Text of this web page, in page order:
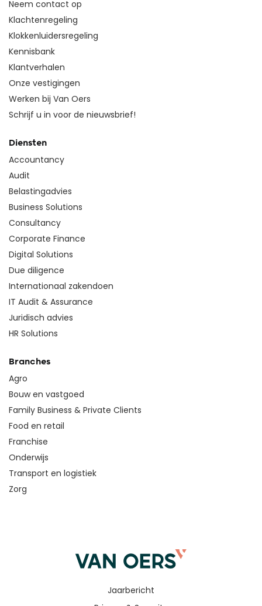
Neem contact op
Klachtenregeling
Klokkenluidersregeling
Kennisbank
Klantverhalen
Onze vestigingen
Werken bij Van Oers
Schrijf u in voor de nieuwsbrief!
Diensten
Accountancy
Audit
Belastingadvies
Business Solutions
Consultancy
Corporate Finance
Digital Solutions
Due diligence
Internationaal zakendoen
IT Audit & Assurance
Juridisch advies
HR Solutions
Branches
Agro
Bouw en vastgoed
Family Business & Private Clients
Food en retail
Franchise
Onderwijs
Transport en logistiek
Zorg
Jaarbericht